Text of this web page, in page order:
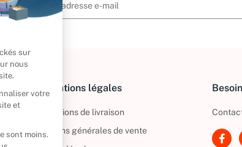
Informations légales
Informations de livraison
Conditions générales de vente